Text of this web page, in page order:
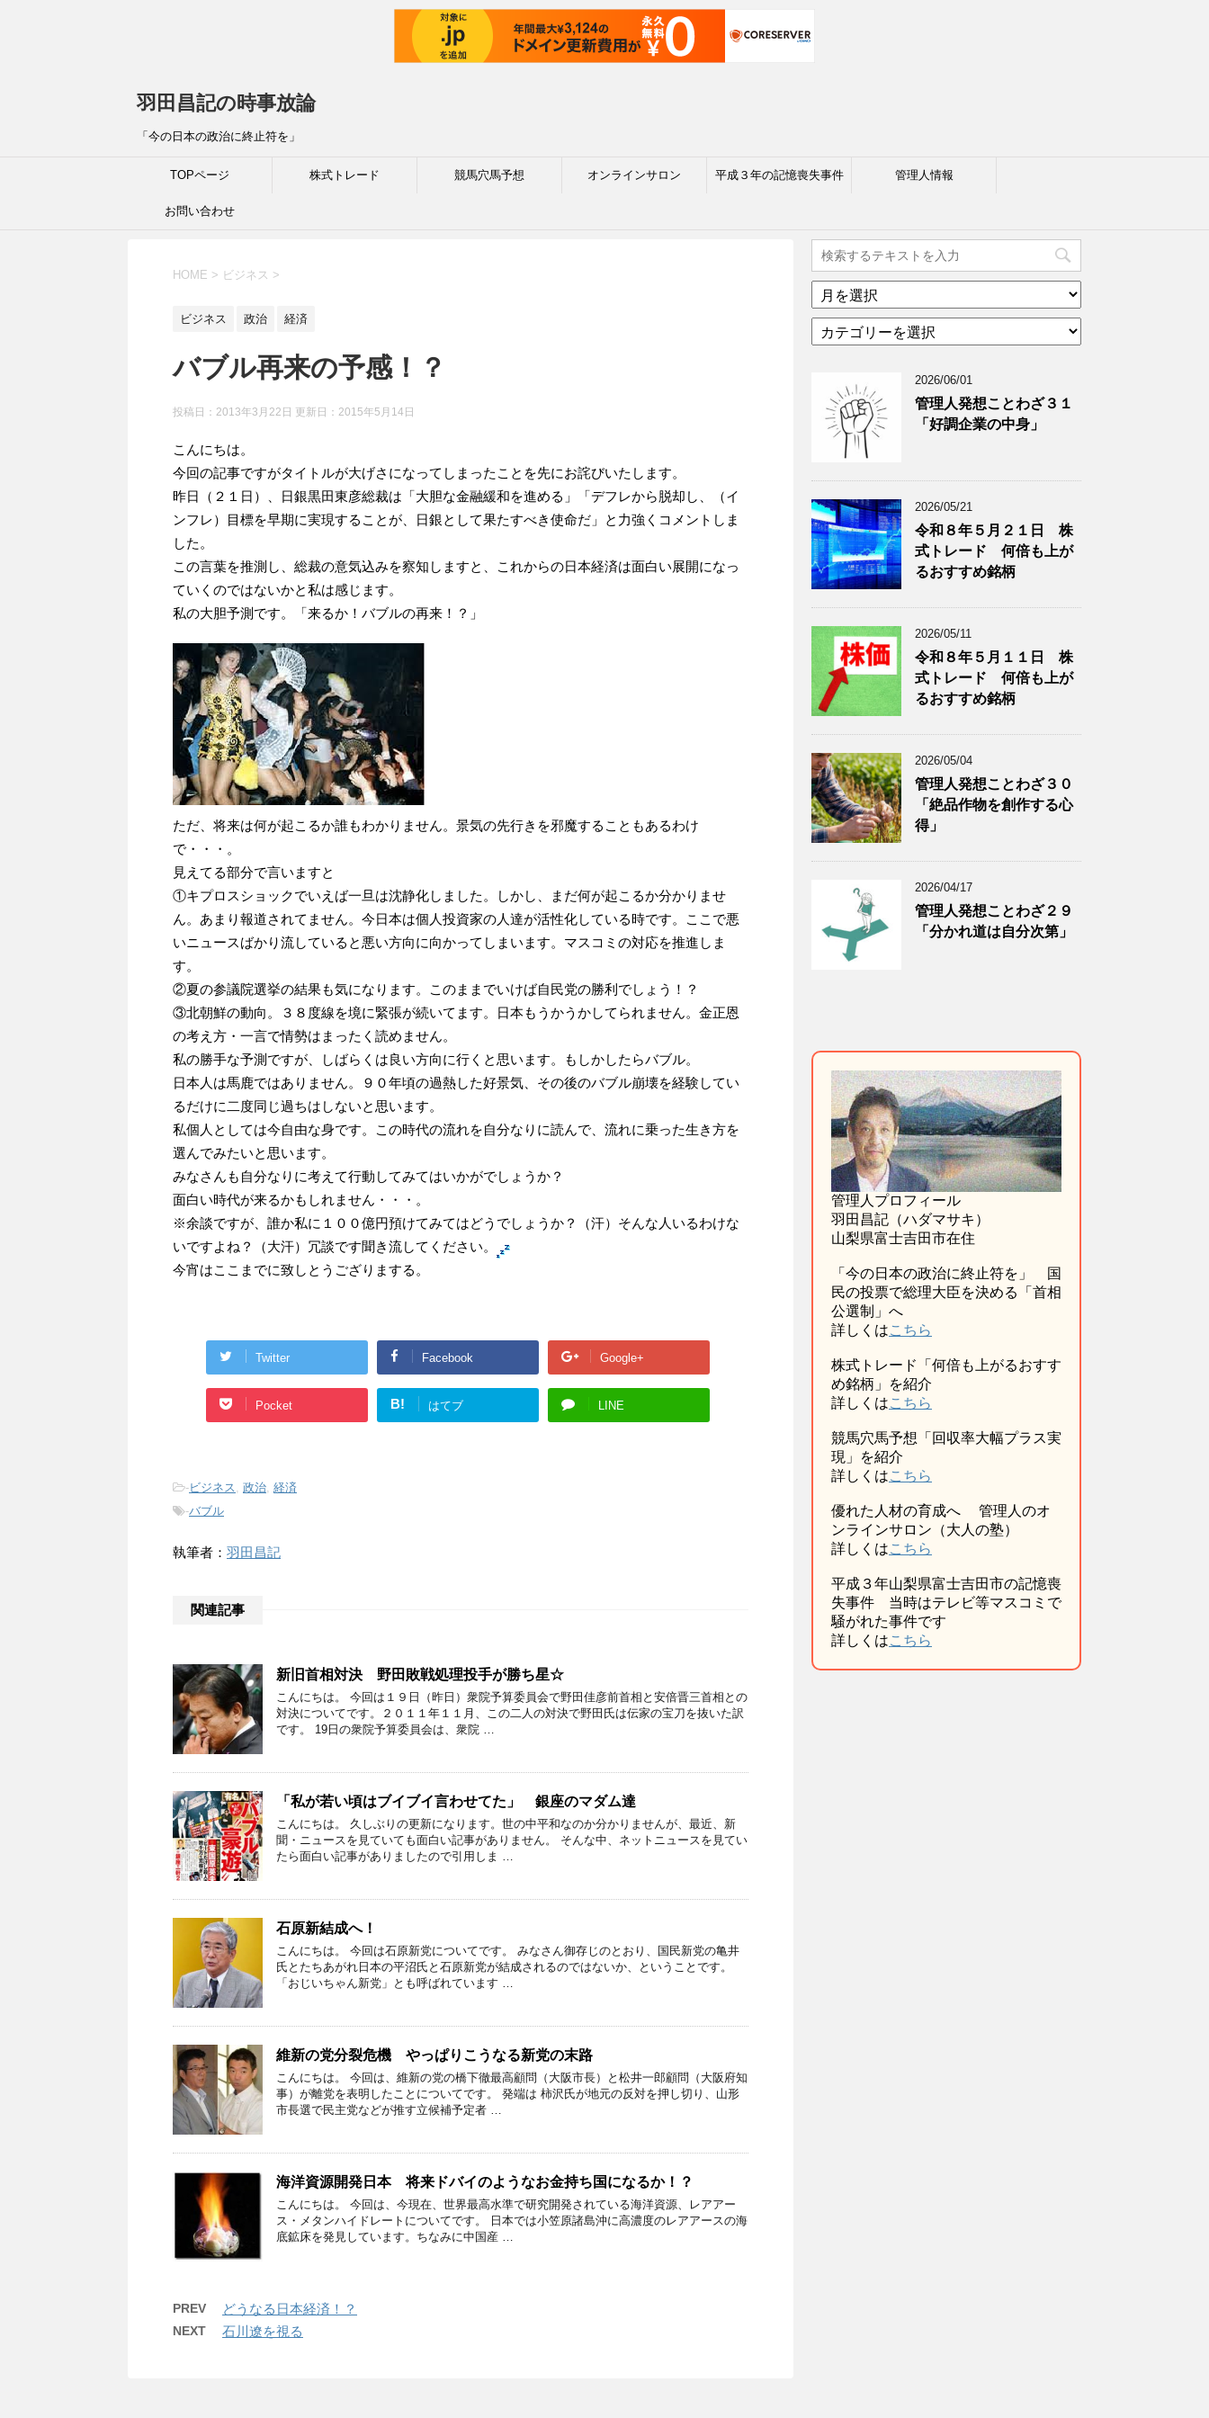
羽田昌記の時事放論
「今の日本の政治に終止符を」
TOPページ 株式トレード 競馬穴馬予想 オンラインサロン 平成３年の記憶喪失事件 管理人情報
お問い合わせ
HOME > ビジネス >
ビジネス 政治 経済
バブル再来の予感！？
投稿日：2013年3月22日 更新日： 2015年5月14日
こんにちは。
今回の記事ですがタイトルが大げさになってしまったことを先にお詫びいたします。
昨日（２１日）、日銀黒田東彦総裁は「大胆な金融緩和を進める」「デフレから脱却し、（イ
ンフレ）目標を早期に実現することが、日銀として果たすべき使命だ」と力強くコメントしま
した。
この言葉を推測し、総裁の意気込みを察知しますと、これからの日本経済は面白い展開になっ
ていくのではないかと私は感じます。
私の大胆予測です。「来るか！バブルの再来！？」
ただ、将来は何が起こるか誰もわかりません。景気の先行きを邪魔することもあるわけ
で・・・。
見えてる部分で言いますと
①キプロスショックでいえば一旦は沈静化しました。しかし、まだ何が起こるか分かりませ
ん。あまり報道されてません。今日本は個人投資家の人達が活性化している時です。ここで悪
いニュースばかり流していると悪い方向に向かってしまいます。マスコミの対応を推進しま
す。
②夏の参議院選挙の結果も気になります。このままでいけば自民党の勝利でしょう！？
③北朝鮮の動向。３８度線を境に緊張が続いてます。日本もうかうかしてられません。金正恩
の考え方・一言で情勢はまったく読めません。
私の勝手な予測ですが、しばらくは良い方向に行くと思います。もしかしたらバブル。
日本人は馬鹿ではありません。９０年頃の過熱した好景気、その後のバブル崩壊を経験してい
るだけに二度同じ過ちはしないと思います。
私個人としては今自由な身です。この時代の流れを自分なりに読んで、流れに乗った生き方を
選んでみたいと思います。
みなさんも自分なりに考えて行動してみてはいかがでしょうか？
面白い時代が来るかもしれません・・・。
※余談ですが、誰か私に１００億円預けてみてはどうでしょうか？（汗）そんな人いるわけな
いですよね？（大汗）冗談です聞き流してください。
今宵はここまでに致しとうござりまする。
Twitter Facebook Google+
Pocket B! はてブ LINE
-ビジネス, 政治, 経済
-バブル
執筆者： 羽田昌記
関連記事
新旧首相対決 野田敗戦処理投手が勝ち星☆
こんにちは。 今回は１９日（昨日）衆院予算委員会で野田佳彦前首相と安倍晋三首相との
対決についてです。２０１１年１１月、この二人の対決で野田氏は伝家の宝刀を抜いた訳
です。 19日の衆院予算委員会は、衆院 …
「私が若い頃はブイブイ言わせてた」 銀座のマダム達
こんにちは。 久しぶりの更新になります。世の中平和なのか分かりませんが、最近、新
聞・ニュースを見ていても面白い記事がありません。 そんな中、ネットニュースを見てい
たら面白い記事がありましたので引用しま …
石原新結成へ！
こんにちは。 今回は石原新党についてです。 みなさん御存じのとおり、国民新党の亀井
氏とたちあがれ日本の平沼氏と石原新党が結成されるのではないか、ということです。
「おじいちゃん新党」とも呼ばれています …
維新の党分裂危機 やっぱりこうなる新党の末路
こんにちは。 今回は、維新の党の橋下徹最高顧問（大阪市長）と松井一郎顧問（大阪府知
事）が離党を表明したことについてです。 発端は 柿沢氏が地元の反対を押し切り、山形
市長選で民主党などが推す立候補予定者 …
海洋資源開発日本 将来ドバイのようなお金持ち国になるか！？
こんにちは。 今回は、今現在、世界最高水準で研究開発されている海洋資源、レアアー
ス・メタンハイドレートについてです。 日本では小笠原諸島沖に高濃度のレアアースの海
底鉱床を発見しています。ちなみに中国産 …
PREV どうなる日本経済！？
NEXT 石川遼を視る
ア
ー
イ
グ
記
事
を
表
示
テ
ー
グ
記
事
を
表
示
2026/06/01
管理人発想ことわざ３１
「好調企業の中身」
2026/05/21
令和８年５月２１日 株
式トレード 何倍も上が
るおすすめ銘柄
2026/05/11
令和８年５月１１日 株
式トレード 何倍も上が
るおすすめ銘柄
2026/05/04
管理人発想ことわざ３０
「絶品作物を創作する心
得」
2026/04/17
管理人発想ことわざ２９
「分かれ道は自分次第」
管理人プロフィール
羽田昌記（ハダマサキ）
山梨県富士吉田市在住
「今の日本の政治に終止符を」 国
民の投票で総理大臣を決める「首相
公選制」へ
詳しくはこちら
株式トレード「何倍も上がるおすす
め銘柄」を紹介
詳しくはこちら
競馬穴馬予想「回収率大幅プラス実
現」を紹介
詳しくはこちら
優れた人材の育成へ 管理人のオ
ンラインサロン（大人の塾）
詳しくはこちら
平成３年山梨県富士吉田市の記憶喪
失事件 当時はテレビ等マスコミで
騒がれた事件です
詳しくはこちら